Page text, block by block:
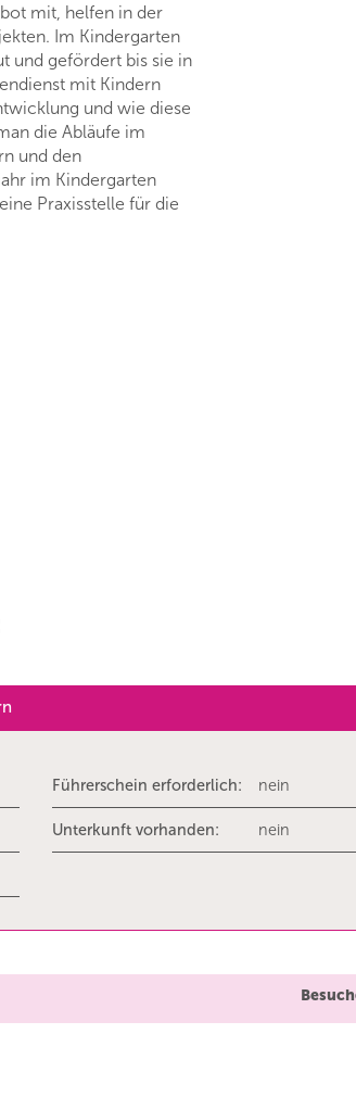
mit, helfen in der
Im Kindergarten
und gefördert bis sie in
mit Kindern
und wie diese
die Abläufe im
und den
im Kindergarten
Praxisstelle für die
Führerschein erforderlich: nein
Unterkunft vorhanden: nein